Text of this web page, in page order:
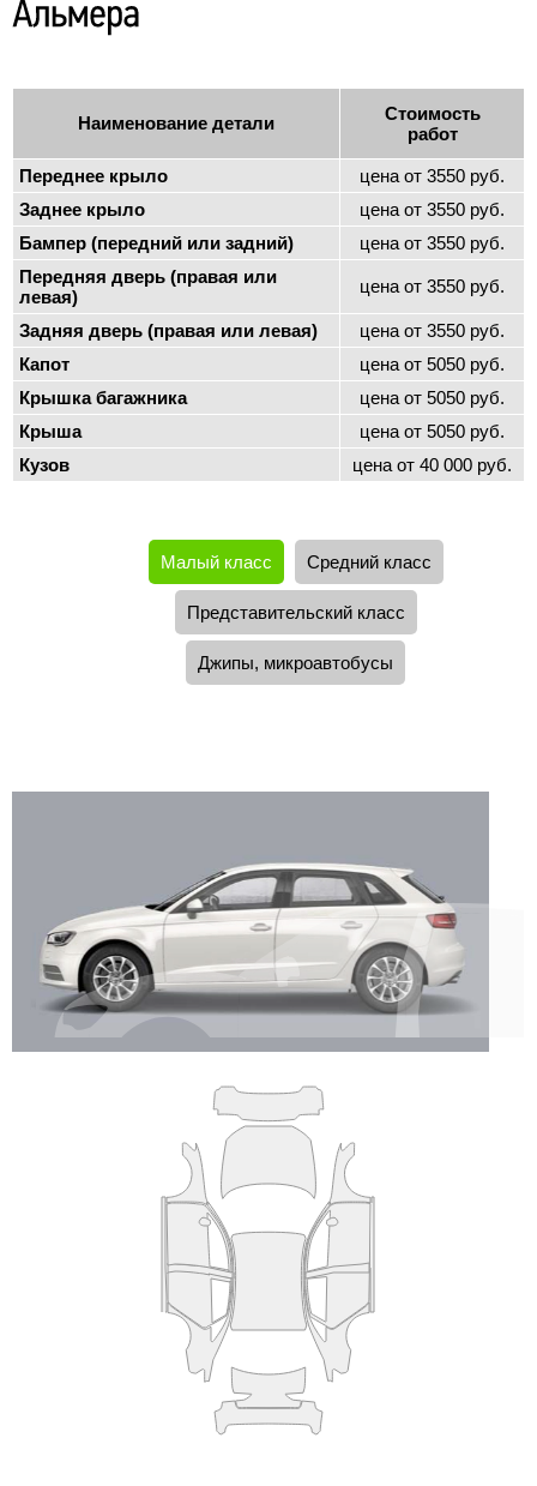
Наименование детали
Стоимость
работ
Переднее крыло
цена от 3550 руб.
Заднее крыло
цена от 3550 руб.
Бампер (передний или задний)
цена от 3550 руб.
Передняя дверь (правая или
левая)
цена от 3550 руб.
Задняя дверь (правая или левая)
цена от 3550 руб.
Капот
цена от 5050 руб.
Крышка багажника
цена от 5050 руб.
Крыша
цена от 5050 руб.
Кузов
цена от 40 000 руб.
Малый класс Средний класс
Представительский класс
Джипы, микроавтобусы